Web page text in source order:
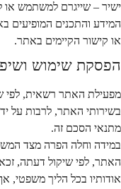
ישיר – שייגרם למשתמש
המידע והתכנים המופיעים
או קישור הקיימים באתר.
הפסקת שימוש
מפעילת האתר רשאית, לפי
מתנאי הסכם זה.
במידה וחלה הפרה מצד
האתר, לפי שיקול דעתה,
אודותיו בכל הליך משפטי,